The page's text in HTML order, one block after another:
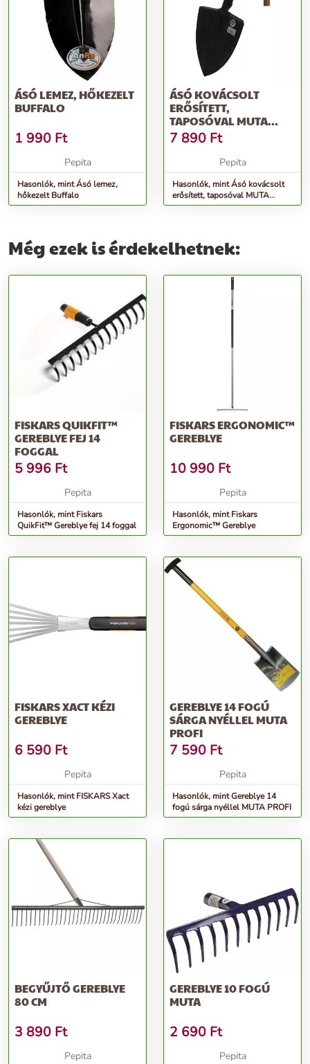
ÁSÓ LEMEZ, HŐKEZELT
BUFFALO
1 990 Ft
Pepita
Hasonlók, mint Ásó lemez,
hőkezelt Buffalo
ÁSÓ KOVÁCSOLT
ERŐSÍTETT,
TAPOSÓVAL MUTA
&QUOT;T&QUOT;
NYÉLLEL
7 890 Ft
Pepita
Hasonlók, mint Ásó kovácsolt
erősített, taposóval MUTA
&quot;T&quot; nyéllel
Még ezek is érdekelhetnek:
FISKARS QUIKFIT™
GEREBLYE FEJ 14
FOGGAL
5 996 Ft
Pepita
Hasonlók, mint Fiskars
QuikFit™ Gereblye fej 14 foggal
FISKARS ERGONOMIC™
GEREBLYE
10 990 Ft
Pepita
Hasonlók, mint Fiskars
Ergonomic™ Gereblye
FISKARS XACT KÉZI
GEREBLYE
6 590 Ft
Pepita
Hasonlók, mint FISKARS Xact
kézi gereblye
GEREBLYE 14 FOGÚ
SÁRGA NYÉLLEL MUTA
PROFI
7 590 Ft
Pepita
Hasonlók, mint Gereblye 14
fogú sárga nyéllel MUTA PROFI
BEGYŰJTŐ GEREBLYE
80 CM
3 890 Ft
Pepita
GEREBLYE 10 FOGÚ
MUTA
2 690 Ft
Pepita